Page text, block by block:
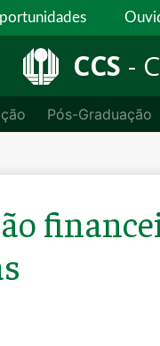
CCS -
Pós-Graduação